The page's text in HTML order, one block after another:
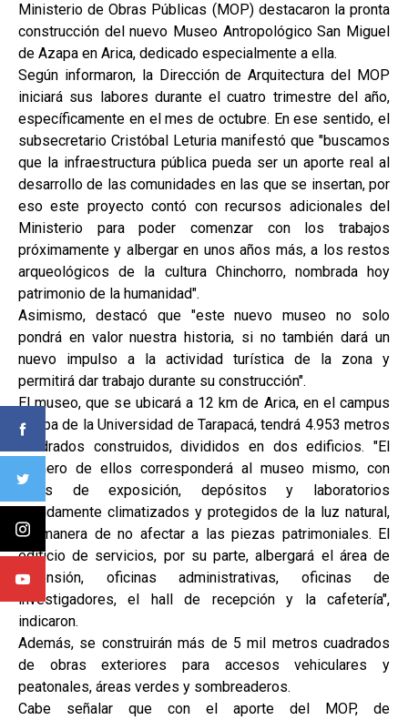
Ministerio de Obras Públicas (MOP) destacaron la pronta
construcción del nuevo Museo Antropológico San Miguel
de Azapa en Arica, dedicado especialmente a ella.
Según informaron, la Dirección de Arquitectura del MOP
iniciará sus labores durante el cuatro trimestre del año,
específicamente en el mes de octubre. En ese sentido, el
subsecretario Cristóbal Leturia manifestó que "buscamos
que la infraestructura pública pueda ser un aporte real al
desarrollo de las comunidades en las que se insertan, por
eso este proyecto contó con recursos adicionales del
Ministerio para poder comenzar con los trabajos
próximamente y albergar en unos años más, a los restos
arqueológicos de la cultura Chinchorro, nombrada hoy
patrimonio de la humanidad".
Asimismo, destacó que "este nuevo museo no solo
pondrá en valor nuestra historia, si no también dará un
nuevo impulso a la actividad turística de la zona y
permitirá dar trabajo durante su construcción".
El museo, que se ubicará a 12 km de Arica, en el campus
Azapa de la Universidad de Tarapacá, tendrá 4.953 metros
cuadrados construidos, divididos en dos edificios. "El
primero de ellos corresponderá al museo mismo, con
salas de exposición, depósitos y laboratorios
debidamente climatizados y protegidos de la luz natural,
de manera de no afectar a las piezas patrimoniales. El
edificio de servicios, por su parte, albergará el área de
extensión, oficinas administrativas, oficinas de
investigadores, el hall de recepción y la cafetería",
indicaron.
Además, se construirán más de 5 mil metros cuadrados
de obras exteriores para accesos vehiculares y
peatonales, áreas verdes y sombreaderos.
Cabe señalar que con el aporte del MOP, de